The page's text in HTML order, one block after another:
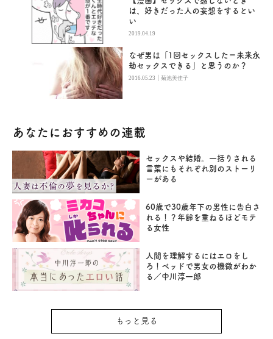
は、好きだった人の妄想をするとい
い
2019.04.19
なぜ男は「1回セックスした＝未来永
劫セックスできる」と思うのか？
2016.05.23 |菊池美佳子
あなたにおすすめの連載
セックスや結婚。一括りされる
言葉にもそれぞれ別のストーリ
ーがある
60歳で30歳年下の男性に告白さ
れる！？年齢を重ねるほどモテ
る女性
人間を理解するにはエロをし
ろ！ベッドで男女の機微がわか
る／中川淳一郎
もっと見る